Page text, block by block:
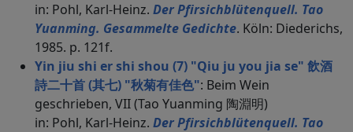
in: Pohl, Karl-Heinz. Der Pfirsichblütenquell. Tao
Yuanming. Gesammelte Gedichte. Köln: Diederichs,
1985. p. 121f.
Yin jiu shi er shi shou (7) "Qiu ju you jia se" 飲酒
詩二十首 (其七) "秋菊有佳色": Beim Wein
geschrieben, VII (Tao Yuanming 陶淵明)
in: Pohl, Karl-Heinz. Der Pfirsichblütenquell. Tao